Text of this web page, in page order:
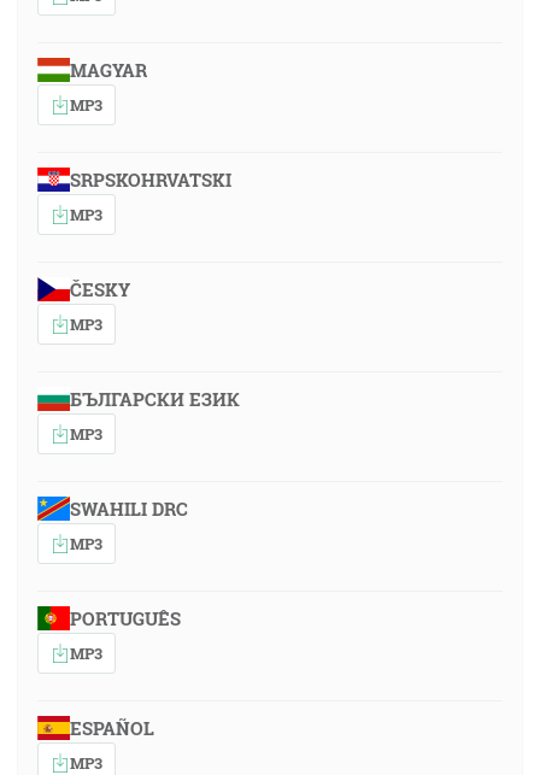
MAGYAR
MP3
SRPSKOHRVATSKI
MP3
ČESKY
MP3
БЪЛГАРСКИ ЕЗИК
MP3
SWAHILI DRC
MP3
PORTUGUÊS
MP3
ESPAÑOL
MP3